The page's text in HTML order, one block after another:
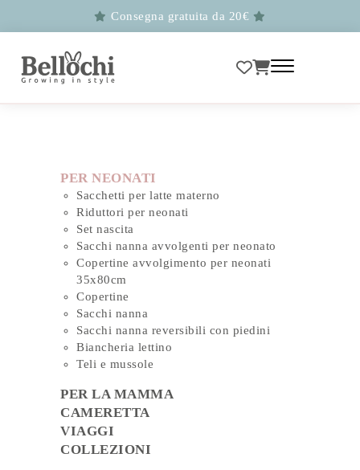
Consegna gratuita da 20€
PER NEONATI
Sacchetti per latte materno
Riduttori per neonati
Set nascita
Sacchi nanna avvolgenti per neonato
Copertine avvolgimento per neonati
35x80cm
Copertine
Sacchi nanna
Sacchi nanna reversibili con piedini
Biancheria lettino
Teli e mussole
PER LA MAMMA
CAMERETTA
VIAGGI
COLLEZIONI